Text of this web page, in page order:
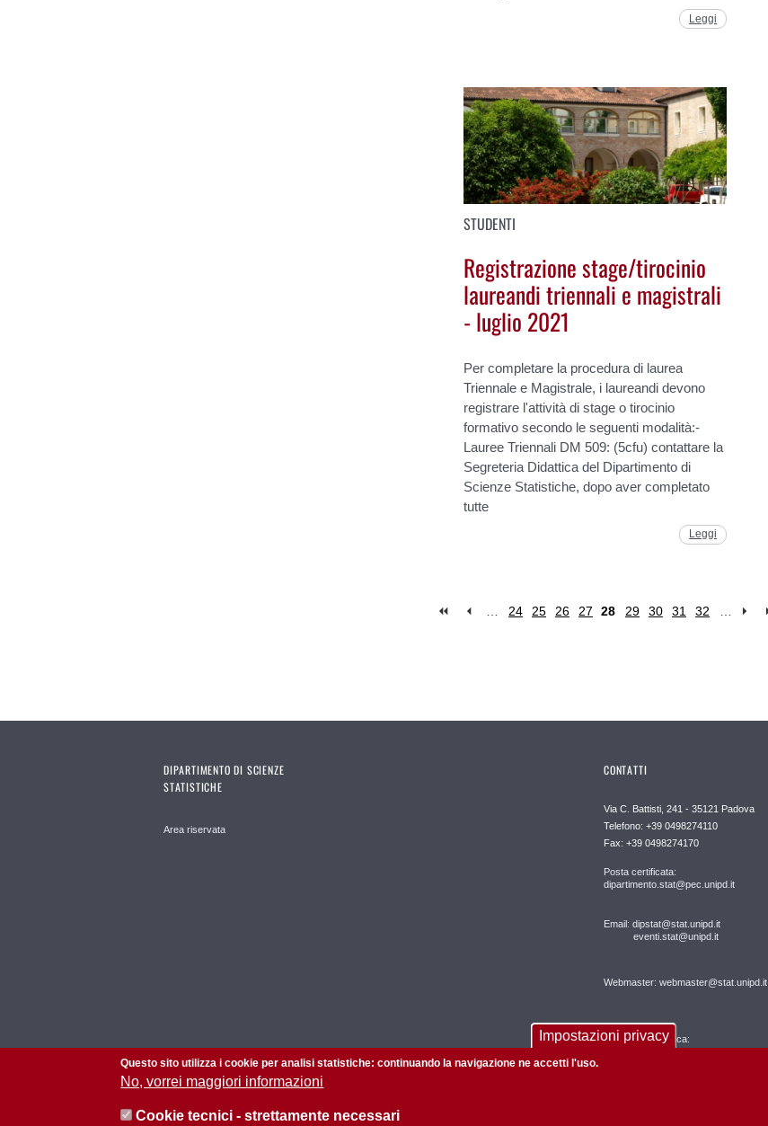
Leggi
STUDENTI
Registrazione stage/tirocinio
laureandi triennali e magistrali
- luglio 2021
Per completare la procedura di laurea
Triennale e Magistrale, i laureandi devono
registrare l'attività di stage o tirocinio
formativo secondo le seguenti modalità:-
Lauree Triennali DM 509: (5cfu) contattare la
Segreteria Didattica del Dipartimento di
Scienze Statistiche, dopo aver completato
tutte
Leggi
24 25 26 27 28 29 30 31 32
DIPARTIMENTO DI SCIENZE
STATISTICHE
Area riservata
CONTATTI
Via C. Battisti, 241 - 35121 Padova
Telefono: +39 0498274110
Fax: +39 0498274170
Posta certificata:
dipartimento.stat@pec.unipd.it
Email: dipstat@stat.unipd.it
eventi.stat@unipd.it
Webmaster: webmaster@stat.unipd.it
Segreteria didattica:
Impostazioni privacy
Questo sito utilizza i cookie per analisi statistiche: continuando la navigazione ne accetti l'uso.
No, vorrei maggiori informazioni
Cookie tecnici - strettamente necessari